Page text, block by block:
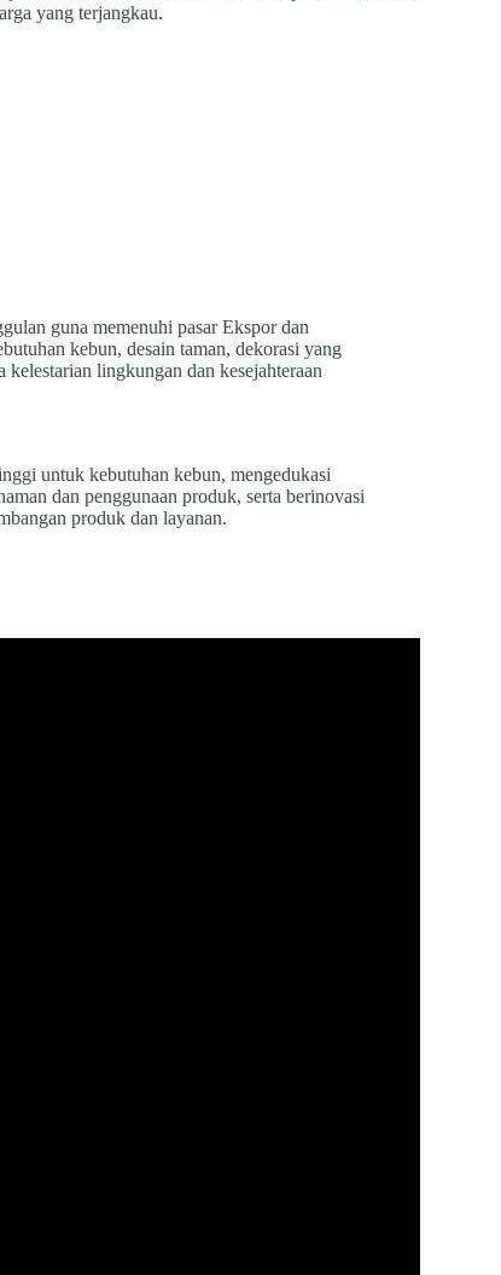
yang terjangkau.
guna memenuhi pasar Ekspor dan
kebun, desain taman, dekorasi yang
kelestarian lingkungan dan kesejahteraan
untuk kebutuhan kebun, mengedukasi
dan penggunaan produk, serta berinovasi
produk dan layanan.